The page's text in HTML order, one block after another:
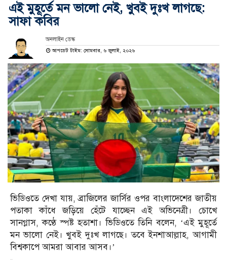
এই মুহূর্তে মন ভালো নেই, খুবই দুঃখ লাগছে:
সাফা কবির
অনলাইন ডেস্ক
আপডেট টাইম: সোমবার, ৬ জুলাই, ২০২৬
ভিডিওতে দেখা যায়, ব্রাজিলের জার্সির ওপর বাংলাদেশের জাতীয়
পতাকা কাঁধে জড়িয়ে হেঁটে যাচ্ছেন এই অভিনেত্রী। চোখে
সানগ্লাস, কণ্ঠে স্পষ্ট হতাশা। ভিডিওতে তিনি বলেন, ‘এই মুহূর্তে
মন ভালো নেই। খুবই দুঃখ লাগছে। তবে ইনশাআল্লাহ, আগামী
বিশ্বকাপে আমরা আবার আসব।’